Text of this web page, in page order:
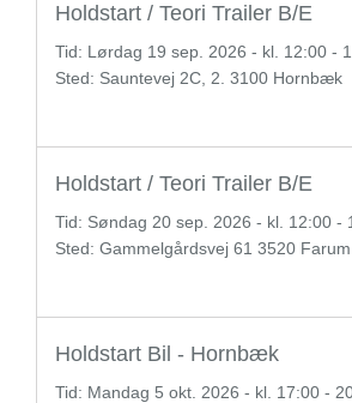
Holdstart / Teori Trailer B/E
Tid: Lørdag 19 sep. 2026 - kl. 12:00 -
Sted: Sauntevej 2C, 2. 3100 Hornbæk
Holdstart / Teori Trailer B/E
Tid: Søndag 20 sep. 2026 - kl. 12:00 -
Sted: Gammelgårdsvej 61 3520 Farum
Holdstart Bil - Hornbæk
Tid: Mandag 5 okt. 2026 - kl. 17:00 -